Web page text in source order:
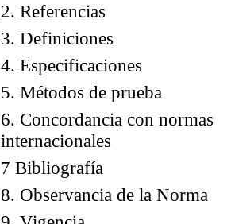
2. Referencias
3. Definiciones
4. Especificaciones
5. Métodos de prueba
6. Concordancia con normas
internacionales
7 Bibliografía
8. Observancia de la Norma